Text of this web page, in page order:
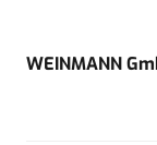
WEINMANN